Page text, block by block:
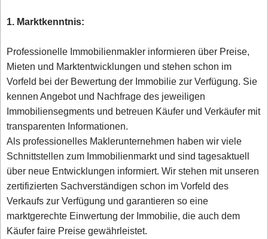
1. Marktkenntnis:
Professionelle Immobilienmakler informieren über Preise,
Mieten und Marktentwicklungen und stehen schon im
Vorfeld bei der Bewertung der Immobilie zur Verfügung. Sie
kennen Angebot und Nachfrage des jeweiligen
Immobiliensegments und betreuen Käufer und Verkäufer mit
transparenten Informationen.
Als professionelles Maklerunternehmen haben wir viele
Schnittstellen zum Immobilienmarkt und sind tagesaktuell
über neue Entwicklungen informiert. Wir stehen mit unseren
zertifizierten Sachverständigen schon im Vorfeld des
Verkaufs zur Verfügung und garantieren so eine
marktgerechte Einwertung der Immobilie, die auch dem
Käufer faire Preise gewährleistet.